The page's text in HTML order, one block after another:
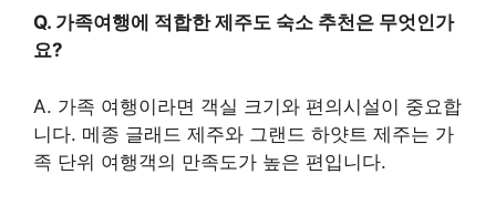
Q. 가족여행에 적합한 제주도 숙소 추천은 무엇인가
요?
A. 가족 여행이라면 객실 크기와 편의시설이 중요합
니다. 메종 글래드 제주와 그랜드 하얏트 제주는 가
족 단위 여행객의 만족도가 높은 편입니다.